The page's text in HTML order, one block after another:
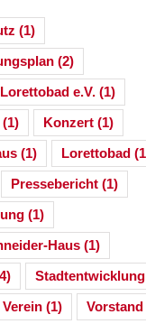
(1)
(2)
e.V. (1)
(1) Konzert (1)
(1) Lorettobad
Pressebericht (1)
(1)
Haus (1)
Stadtentwicklung
Verein (1) Vorstand